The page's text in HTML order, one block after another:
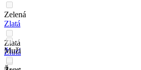
Zelená
Zlatá
Zlatá
Žlutá
Muži